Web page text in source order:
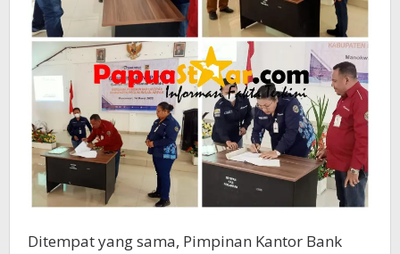
Ditempat yang sama, Pimpinan Kantor Bank